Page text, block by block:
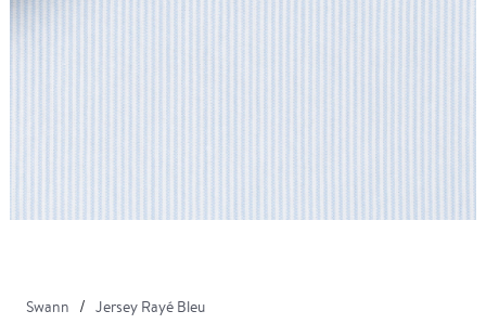
Swann Jersey Rayé Bleu